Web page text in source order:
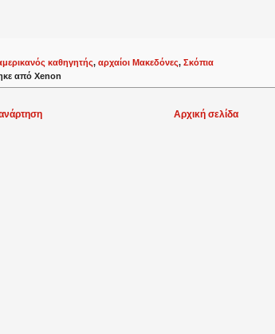
καθηγητής, αρχαίοι Μακεδόνες, Σκόπια
από Xenon
Αρχική σελίδα